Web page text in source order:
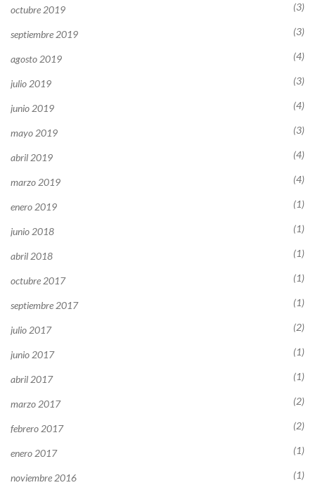
octubre 2019 (3)
septiembre 2019 (3)
agosto 2019 (4)
julio 2019 (3)
junio 2019 (4)
mayo 2019 (3)
abril 2019 (4)
marzo 2019 (4)
enero 2019 (1)
junio 2018 (1)
abril 2018 (1)
octubre 2017 (1)
septiembre 2017 (1)
julio 2017 (2)
junio 2017 (1)
abril 2017 (1)
marzo 2017 (2)
febrero 2017 (2)
enero 2017 (1)
noviembre 2016 (1)